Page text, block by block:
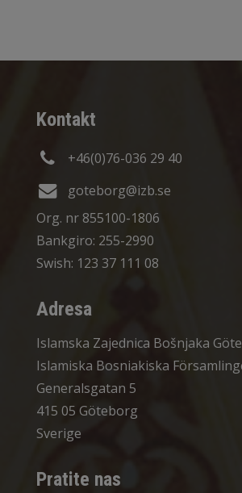
Kontakt
+46(0)76-036 29 40
goteborg@izb.se
Org. nr 855100-1806
Bankgiro: 255-2990
Swish: 123 37 111 08
Adresa
Islamska Zajednica Bošnjaka
Islamiska Bosniakiska
Generalsgatan 5
415 05 Göteborg
Sverige
Pratite nas